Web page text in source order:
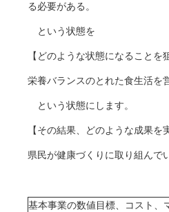
る必要がある。
という状態を
【どのような状態になることを
栄養バランスのとれた食生活を
という状態にします。
【その結果、どのような成果を
県民が健康づくりに取り組んで
基本事業の数値目標、コスト、